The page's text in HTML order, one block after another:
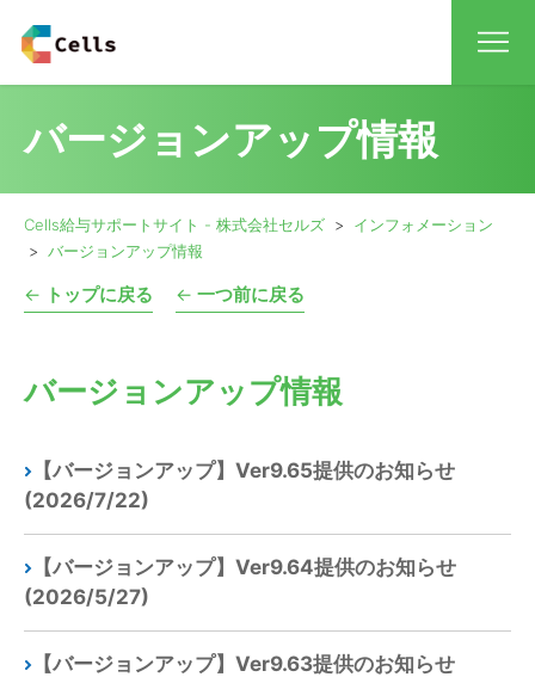
バージョンアップ情報
Cells給与サポートサイト - 株式会社セルズ
インフォメーション
バージョンアップ情報
← トップに戻る ← 一つ前に戻る
バージョンアップ情報
【バージョンアップ】Ver9.65提供のお知らせ
(2026/7/22)
【バージョンアップ】Ver9.64提供のお知らせ
(2026/5/27)
【バージョンアップ】Ver9.63提供のお知らせ